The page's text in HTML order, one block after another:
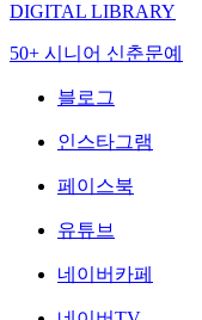
DIGITAL LIBRARY
50+ 시니어 신춘문예
블로그
인스타그램
페이스북
유튜브
네이버카페